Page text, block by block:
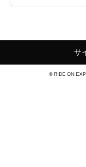
サ
© RIDE ON